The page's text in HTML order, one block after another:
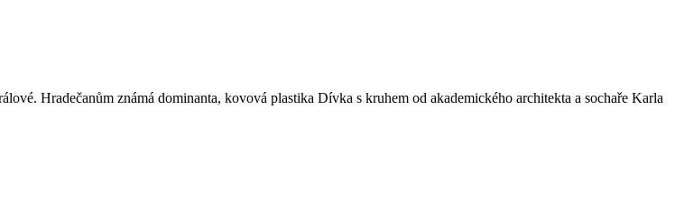
Hradečanům známá dominanta, kovová plastika Dívka s kruhem od akademického architekta a sochaře Karla